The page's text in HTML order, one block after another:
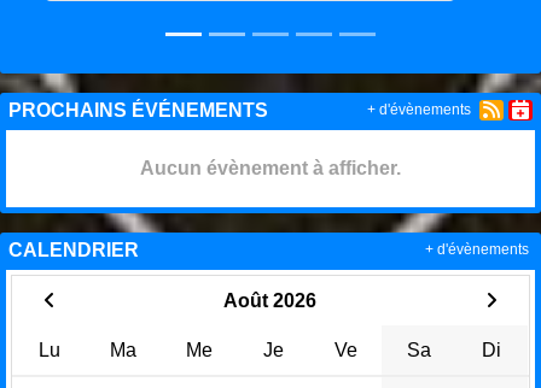
PROCHAINS ÉVÉNEMENTS
Aucun évènement à afficher.
+ d'évènements
CALENDRIER
Août 2026
Lu Ma Me Je Ve Sa Di
+ d'évènements